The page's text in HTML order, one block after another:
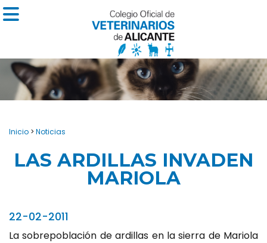
Inicio > Noticias
LAS ARDILLAS INVADEN
MARIOLA
22-02-2011
La sobrepoblación de ardillas en la sierra de Mariola